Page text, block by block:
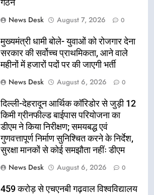
गठन
News Desk
August 7, 2026 0
मुख्यमंत्री धामी बोले- युवाओं को रोजगार देना
सरकार की सर्वोच्च प्राथमिकता, आने वाले
महीनों में हजारों पदों पर की जाएगी भर्ती
News Desk
August 6, 2026 0
दिल्ली-देहरादून आर्थिक कॉरिडोर से जुड़ी 12
किमी ग्रीनफील्ड बाईपास परियोजना का
डीएम ने किया निरीक्षण; समयबद्ध एवं
गुणवत्तापूर्ण निर्माण सुनिश्चित करने के निर्देश,
सुरक्षा मानकों से कोई समझौता नहींः डीएम
News Desk
August 6, 2026 0
459 करोड़ से एचएनबी गढ़वाल विश्वविद्यालय